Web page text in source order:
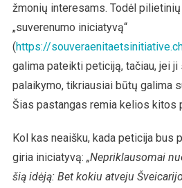
žmonių interesams. Todėl
„suverenumo iniciatyvą“
(https://
galima pateikti peticiją, tačiau, jei ji
palaikymo, tikriausiai būtų galima
Šias pastangas remia kelios kitos
Kol kas neaišku, kada peticija bus
giria iniciatyvą: „Nepriklausomai
šią idėją: Bet kokiu atveju